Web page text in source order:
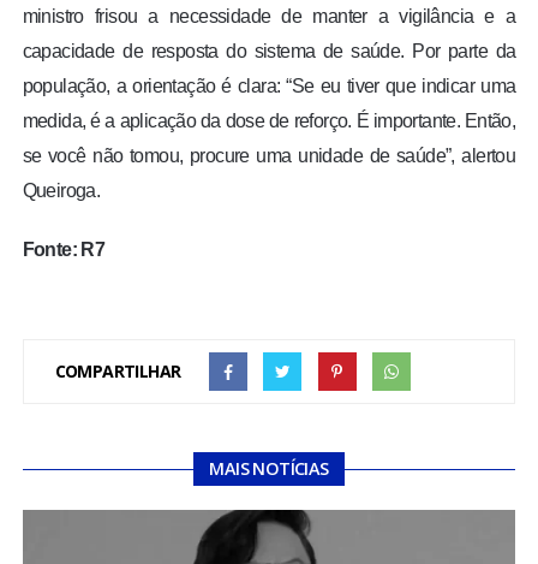
ministro frisou a necessidade de manter a vigilância e a
capacidade de resposta do sistema de saúde. Por parte da
população, a orientação é clara: “Se eu tiver que indicar uma
medida, é a aplicação da dose de reforço. É importante. Então,
se você não tomou, procure uma unidade de saúde”, alertou
Queiroga.
Fonte: R7
COMPARTILHAR
MAIS NOTÍCIAS